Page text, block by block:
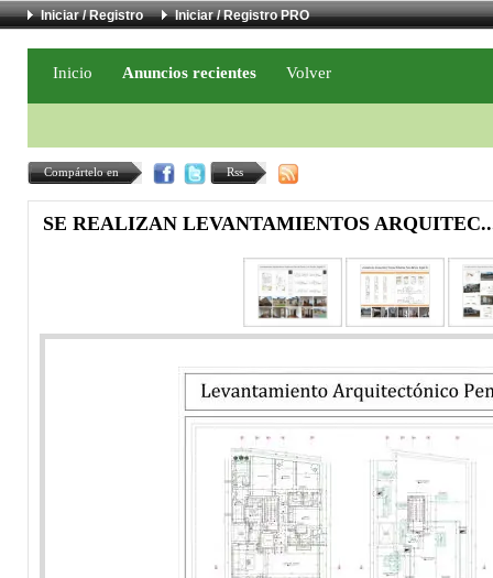
Iniciar / Registro Iniciar / Registro PRO
Inicio Anuncios recientes Volver
Compártelo en Rss
SE REALIZAN LEVANTAMIENTOS